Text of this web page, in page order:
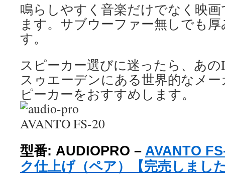
鳴らしやすく音楽だけでなく映
ます。サブウーファー無しでも
す。
スピーカー選びに迷ったら、あ
スゥエーデンにある世界的なメー
ピーカーをおすすめします。
型番: AUDIOPRO – AVANTO
ク仕上げ（ペア）【完売しまし